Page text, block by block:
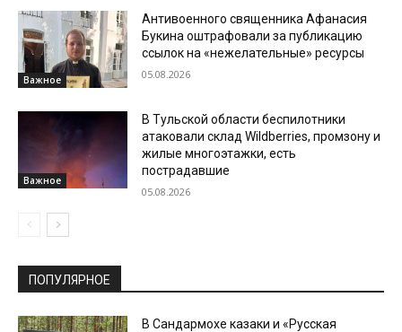
Важное
Антивоенного священника Афанасия
Букина оштрафовали за публикацию
ссылок на «нежелательные» ресурсы
05.08.2026
Важное
В Тульской области беспилотники
атаковали склад Wildberries, промзону и
жилые многоэтажки, есть
пострадавшие
05.08.2026
ПОПУЛЯРНОЕ
В Сандармохе казаки и «Русская